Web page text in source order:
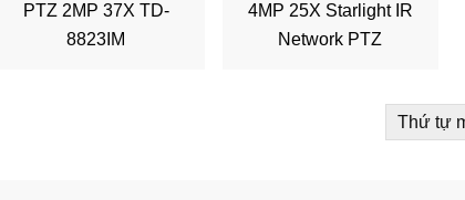
PTZ 2MP 37X TD-
8823IM
4MP 25X Starlight IR
Network PTZ